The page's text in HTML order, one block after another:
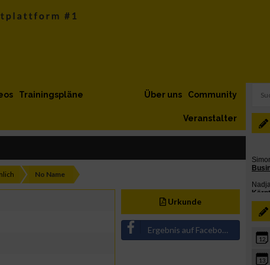
Trainingspläne Community
Über uns
Veranstalter
No Name
Urkunde
Ergebnis auf Facebook teilen
12
13